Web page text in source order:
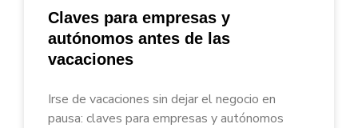
Claves para empresas y
autónomos antes de las
vacaciones
Irse de vacaciones sin dejar el negocio en
pausa: claves para empresas y autónomos